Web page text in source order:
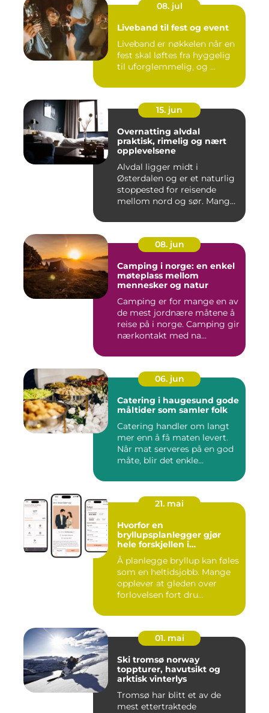
08. jul
Liveband til fest og event
Liveband er nøkkelen når en
fest skal løftes fra hyggelig
til uforglemmelig, og ...
15. jun
Overnatting alvdal
praktisk, rimelig og nært
opplevelsene
Alvdal ligger midt i
Østerdalen og er et naturlig
stoppested for reisende
mellom nord og sør. Mange
08. jun
Camping i norge: en enkel
møteplass mellom
mennesker og natur
Camping er for mange en av
de mest jordnære måtene å
reise på i norge. Camping gir
nærkontakt med na...
06. jun
Catering i haugesund gode
måltider som samler folk
Catering handler om langt
mer enn å få maten levert.
Når mat serveres på en god
måte, blir det enkle...
21. mai
Hvorfor en
bryllupsplanlegger gjør
hele forskjellen i
bryllupsplanleggingen
Å planlegge bryllup kan føles
som en heltidsjobb. Mange
opplever at gleden over
forlovelsen fort dru...
01. mai
Ski tromsø norway
toppturer, havutsikt og
arktisk vinterlys
Tromsø har blitt et av de
mest ettertraktede